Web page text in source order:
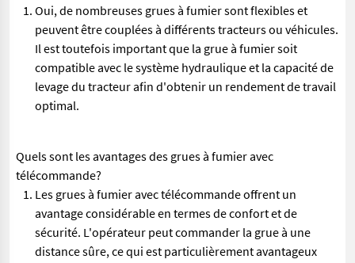
Oui, de nombreuses grues à fumier sont flexibles et
peuvent être couplées à différents tracteurs ou véhicules.
Il est toutefois important que la grue à fumier soit
compatible avec le système hydraulique et la capacité de
levage du tracteur afin d'obtenir un rendement de travail
optimal.
Quels sont les avantages des grues à fumier avec
télécommande?
Les grues à fumier avec télécommande offrent un
avantage considérable en termes de confort et de
sécurité. L'opérateur peut commander la grue à une
distance sûre, ce qui est particulièrement avantageux